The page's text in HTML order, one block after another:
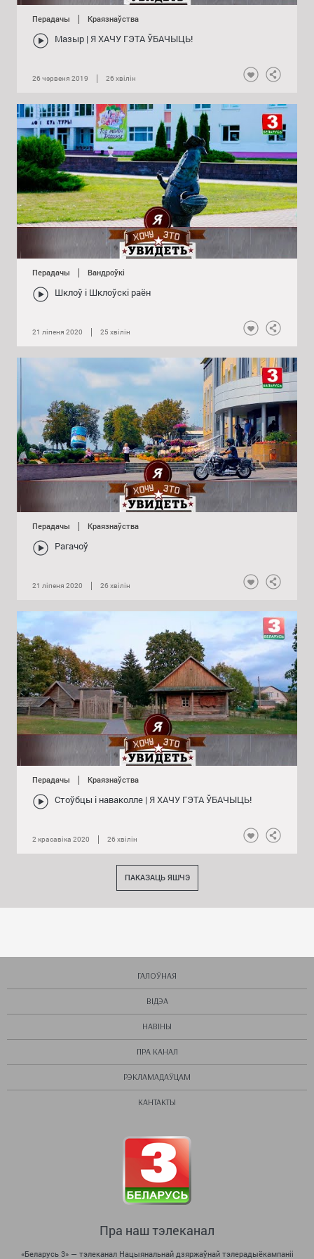
Валожын | Я ХАЧУ ГЭТА ЎБАЧЫЦЬ!
Нравится
Перадачы Краязнаўства
Мазыр | Я ХАЧУ ГЭТА ЎБАЧЫЦЬ!
26 чэрвеня 2019 26 хвілін
Перадачы Вандроўкі
Шклоў і Шклоўскі раён
21 ліпеня 2020 25 хвілін
Перадачы Краязнаўства
Рагачоў
21 ліпеня 2020 26 хвілін
Перадачы Краязнаўства
Стоўбцы і наваколле | Я ХАЧУ ГЭТА ЎБАЧЫЦЬ!
2 красавіка 2020 26 хвілін
ПАКАЗАЦЬ ЯШЧЭ
ГАЛОЎНАЯ
ВІДЭА
НАВІНЫ
ПРА КАНАЛ
РЭКЛАМАДАЎЦАМ
КАНТАКТЫ
Пра наш тэлеканал
«Беларусь 3» — тэлеканал Нацыянальнай дзяржаўнай тэлерадыёкампаніі